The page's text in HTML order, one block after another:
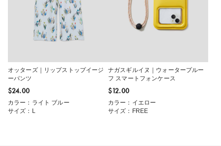
オッターズ｜リップストップイージ
ーパンツ
$‌24.00
カラー：ライト ブルー
サイズ：L
ナガスギルイヌ｜ウォータープルー
フ スマートフォンケース
$‌12.00
カラー：イエロー
サイズ：FREE